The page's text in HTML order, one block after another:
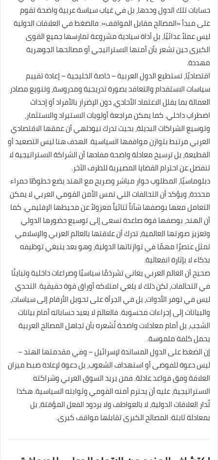
حسابات تلك الدول وحدها، بل في غياب سياسة عربية واضحة تقوم
على مبدأ «المصالح مقابل المواقف». فالضغط في العلاقات الدولية
ليس عملاً عدائيًا، بل أداة سيادية مشروعة تمارسها جميع القوى
الكبرى حين تشعر بأن أمنها الاستراتيجي أو مصالحها الجوهرية
مهددة.
اقتصاديًا، تستطيع الدول العربية – خاصة الخليجية – إعادة تقييم
سياسات الاستقدام والتعاقد بصورة تدريجية ومدروسة، وتنويع مصادر
العمالة بما يقلل الاعتماد الأحادي، دون الإضرار بالأفراد أو إحداث
اضطراب داخلي. كما يمكن مراجعة أولويات الاستيراد والاستثمار،
وتوسيع الشراكات البديلة، بحيث تدرك نيودلهي أن عمقها الاقتصادي
العربي مرتبط بتوازن مواقفها السياسية. الهدف هنا ليس التصعيد أو
القطيعة، بل ترسيخ معادلة واضحة مفادها أن الشراكة الاستراتيجية لا
تنفصل عن احترام القضايا المصيرية للطرف الآخر.
دبلوماسيًا، المطلوب حوار مباشر وصريح مع الهند يضع خطوطًا حمراء
محددة، ويؤكد أن التحالفات التي تمس الأمن القومي العربي لا يمكن
التعامل معها بوصفها شأناً ثنائياً معزولاً عن محيطها الإقليمي. كما
أن الهند، بوصفها قوة صاعدة تسعى إلى توسيع حضورها الدولي
وتعزيز صورتها العالمية، تدرك أن علاقتها بالعالم العربي والإسلامي
تمثل عنصرًا مهمًا في توازناتها الدولية، وهو بعد ينبغي توظيفه
بذكاء لا بإثارة انفعالية.
صحيح أن العالم العربي يعاني تشرذمًا سياسيًا وصراعات داخلية وتباينًا
في التحالفات، لكن ذلك لا يلغي امتلاكه أوراق قوة حقيقية. التحدي
ليس في توفر الأدوات، بل في الجرأة على تحويل الأرقام إلى سياسات،
والبيانات إلى إجراءات محسوبة. فالعالم لا يعيد حساباته أمام بيانات
الشجب، بل أمام معادلات واضحة تُشعره بأن تجاهل المصالح العربية
يحمل كلفة ملموسة.
إن الضغط على الدول المساندة لإسرائيل – وفي مقدمتها الهند –
ليس دعوة للفوضى أو استهداف الشعوب، بل دعوة لإعادة ضبط ميزان
العلاقة وفق قواعد عادلة. فمن يريد السوق العربي وشراكته
الاستراتيجية، عليه أن يحترم أمنه القومي وثوابته السياسية. هكذا
تُدار العلاقات الدولية، لا بالعواطف ولا بردود الفعل المؤقتة، بل
بمعادلة ثابتة: المصالح الكبرى تقابلها مواقف كبرى.